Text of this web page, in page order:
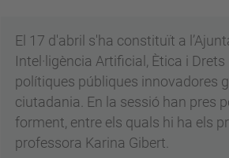
El 17 d'abril s'ha constituït a
Intel·ligència Artificial, Ètica i
polítiques públiques innovadores
ciutadania. En la sessió han pres
forment, entre els quals hi ha els
professora Karina Gibert.